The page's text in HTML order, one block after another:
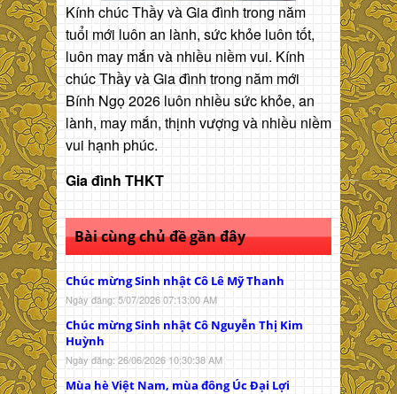
Kính chúc Thầy và Gia đình trong năm
tuổi mới luôn an lành, sức khỏe luôn tốt,
luôn may mắn và nhiều niềm vui. Kính
chúc Thầy và Gia đình trong năm mới
Bính Ngọ 2026 luôn nhiều sức khỏe, an
lành, may mắn, thịnh vượng và nhiều niềm
vui hạnh phúc.
Gia đình THKT
Bài cùng chủ đề gần đây
Chúc mừng Sinh nhật Cô Lê Mỹ Thanh
Ngày đăng: 5/07/2026 07:13:00 AM
Chúc mừng Sinh nhật Cô Nguyễn Thị Kim
Huỳnh
Ngày đăng: 26/06/2026 10:30:38 AM
Mùa hè Việt Nam, mùa đông Úc Đại Lợi